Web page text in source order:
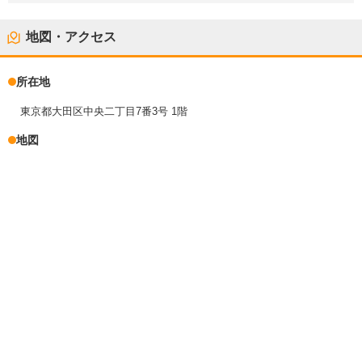
地図・アクセス
所在地
東京都大田区中央二丁目7番3号 1階
地図